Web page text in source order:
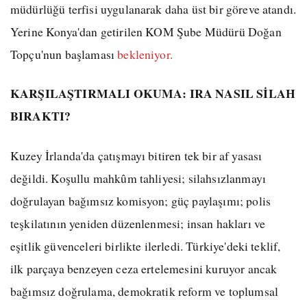
müdürlüğü terfisi uygulanarak daha üst bir göreve atandı.
Yerine Konya'dan getirilen KOM Şube Müdürü Doğan
Topçu'nun başlamasıbekleniyor.
KARŞILAŞTIRMALI OKUMA: IRA NASIL SİLAH
BIRAKTI?
Kuzey İrlanda'da çatışmayı bitiren tek bir af yasası
değildi. Koşullu mahkûm tahliyesi; silahsızlanmayı
doğrulayan bağımsız komisyon; güç paylaşımı; polis
teşkilatının yeniden düzenlenmesi; insan hakları ve
eşitlik güvenceleri birlikte ilerledi. Türkiye'deki teklif,
ilk parçaya benzeyen ceza ertelemesini kuruyor ancak
bağımsız doğrulama, demokratik reform ve toplumsal